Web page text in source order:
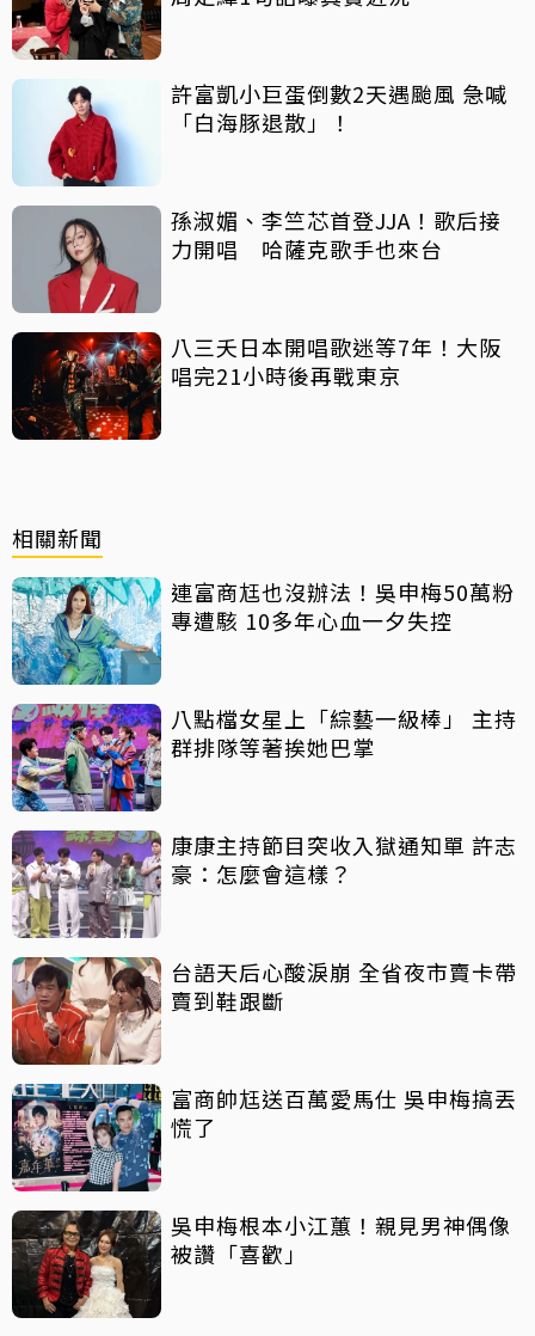
許富凱小巨蛋倒數2天遇颱風 急喊
「白海豚退散」！
孫淑媚、李竺芯首登JJA！歌后接
力開唱 哈薩克歌手也來台
八三夭日本開唱歌迷等7年！大阪
唱完21小時後再戰東京
相關新聞
連富商尪也沒辦法！吳申梅50萬粉
專遭駭 10多年心血一夕失控
八點檔女星上「綜藝一級棒」 主持
群排隊等著挨她巴掌
康康主持節目突收入獄通知單 許志
豪：怎麼會這樣？
台語天后心酸淚崩 全省夜市賣卡帶
賣到鞋跟斷
富商帥尪送百萬愛馬仕 吳申梅搞丟
慌了
吳申梅根本小江蕙！親見男神偶像
被讚「喜歡」